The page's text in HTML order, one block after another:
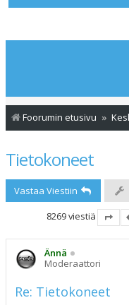
Foorumin etusivu
Tietokoneet
Vastaa Viestiin
8269 viestiä
Ännä
Moderaattori
Re: Tietokoneet